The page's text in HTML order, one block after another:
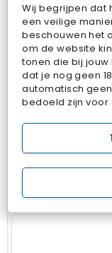
Wij begrijpen dat
een veilige
beschouwen het
om de website
tonen die bij
dat je nog geen
automatisch
bedoeld zijn
Pop Fruit
Hospital Surgeon